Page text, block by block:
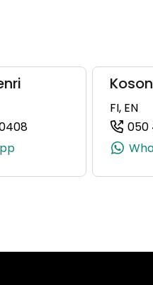
+358 40 922 5974)
(+358504210408,
FI, EN
050